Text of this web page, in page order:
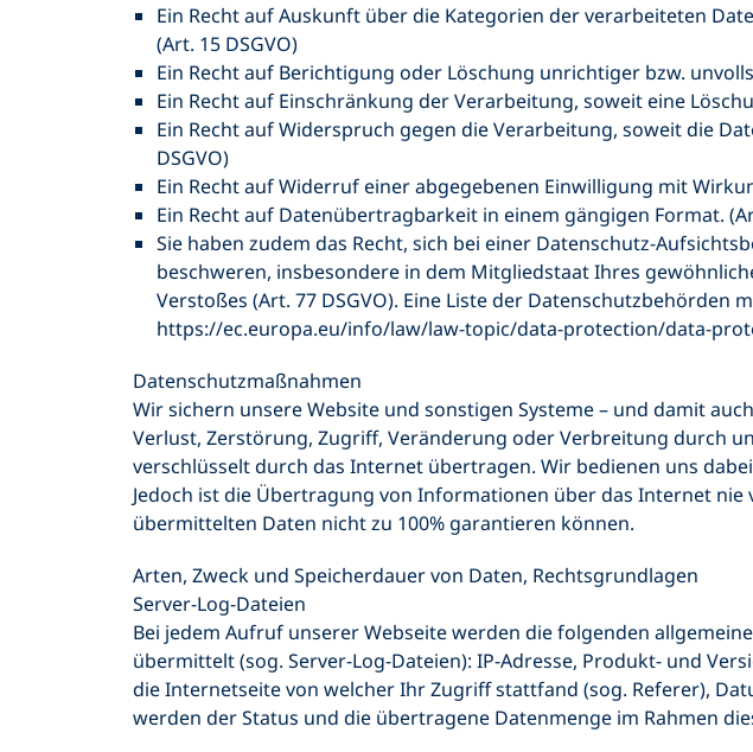
Ein Recht auf Auskunft über die Kategorien der verarbeiteten
(Art. 15 DSGVO)
Ein Recht auf Berichtigung oder Löschung unrichtiger bzw.
Ein Recht auf Einschränkung der Verarbeitung, soweit eine
Ein Recht auf Widerspruch gegen die Verarbeitung, soweit die
DSGVO)
Ein Recht auf Widerruf einer abgegebenen Einwilligung mit
Ein Recht auf Datenübertragbarkeit in einem gängigen Format.
Sie haben zudem das Recht, sich bei einer Datenschutz-
beschweren, insbesondere in dem Mitgliedstaat Ihres
Verstoßes (Art. 77 DSGVO). Eine Liste der
https://ec.europa.eu/info/law/law-topic/data-protection/data-
Datenschutzmaßnahmen
Wir sichern unsere Website und sonstigen Systeme – und damit
Verlust, Zerstörung, Zugriff, Veränderung oder Verbreitung durch
verschlüsselt durch das Internet übertragen. Wir bedienen uns
Jedoch ist die Übertragung von Informationen über das Internet
übermittelten Daten nicht zu 100% garantieren können.
Arten, Zweck und Speicherdauer von Daten, Rechtsgrundlagen
Server-Log-Dateien
Bei jedem Aufruf unserer Webseite werden die folgenden
übermittelt (sog. Server-Log-Dateien): IP-Adresse, Produkt- und
die Internetseite von welcher Ihr Zugriff stattfand (sog. Referer),
werden der Status und die übertragene Datenmenge im Rahmen